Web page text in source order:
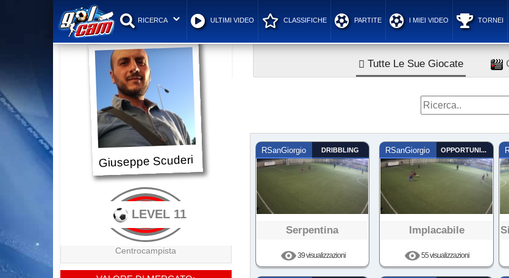
RICERCA ULTIMI VIDEO CLASSIFICHE PARTITE I MIEI VIDEO TORNEI
Giuseppe Scuderi
LEVEL 11
Centrocampista
Tutte Le Sue Giocate
RSanGiorgio DRIBBLING
Serpentina
39 visualizzazioni
RSanGiorgio OPPORTUNISTA
Implacabile
55 visualizzazioni